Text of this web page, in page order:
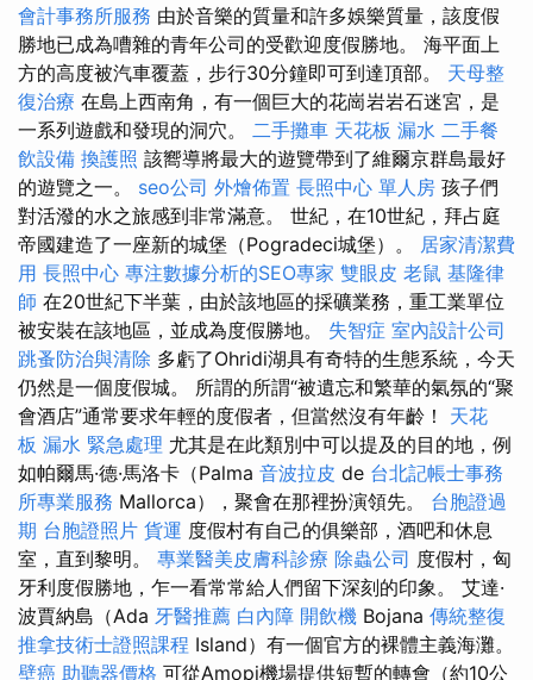
會計事務所服務 由於音樂的質量和許多娛樂質量，該度假
勝地已成為嘈雜的青年公司的受歡迎度假勝地。 海平面上
方的高度被汽車覆蓋，步行30分鐘即可到達頂部。 天母整
復治療 在島上西南角，有一個巨大的花崗岩岩石迷宮，是
一系列遊戲和發現的洞穴。 二手攤車 天花板 漏水 二手餐
飲設備 換護照 該嚮導將最大的遊覽帶到了維爾京群島最好
的遊覽之一。 seo公司 外燴佈置 長照中心 單人房 孩子們
對活潑的水之旅感到非常滿意。 世紀，在10世紀，拜占庭
帝國建造了一座新的城堡（Pogradeci城堡）。 居家清潔費
用 長照中心 專注數據分析的SEO專家 雙眼皮 老鼠 基隆律
師 在20世紀下半葉，由於該地區的採礦業務，重工業單位
被安裝在該地區，並成為度假勝地。 失智症 室內設計公司
跳蚤防治與清除 多虧了Ohridi湖具有奇特的生態系統，今天
仍然是一個度假城。 所謂的所謂“被遺忘和繁華的氣氛的“聚
會酒店”通常要求年輕的度假者，但當然沒有年齡！ 天花
板 漏水 緊急處理 尤其是在此類別中可以提及的目的地，例
如帕爾馬·德·馬洛卡（Palma 音波拉皮 de 台北記帳士事務
所專業服務 Mallorca），聚會在那裡扮演領先。 台胞證過
期 台胞證照片 貨運 度假村有自己的俱樂部，酒吧和休息
室，直到黎明。 專業醫美皮膚科診療 除蟲公司 度假村，匈
牙利度假勝地，乍一看常常給人們留下深刻的印象。 艾達·
波賈納島（Ada 牙醫推薦 白內障 開飲機 Bojana 傳統整復
推拿技術士證照課程 Island）有一個官方的裸體主義海灘。
壁癌 助聽器價格 可從Amopi機場提供短暫的轉會（約10公